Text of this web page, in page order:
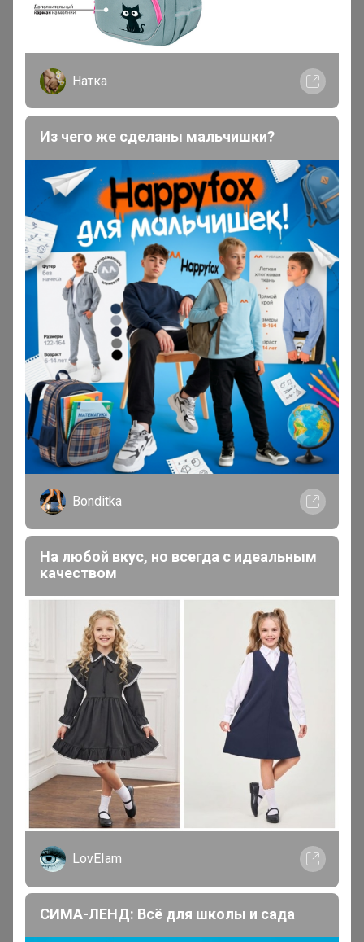
Пишите в комментариях к заказам что с чем объединить
Великий магистр
В теме "ஐАзбукамодаஐ PRIMM.Fine Joyce™.
Стильная одежда. Качество по доступной цене.
ФУТБОЛКИ до 10XL! Новинки! РАСПРОДАЖА до
40%"
27 июля, 2026 18:51
Дженна, скажите уже поздно переписываться на
другой размер?
Могу объединить ваши заказы из разных закупок!
Пишите в комментариях к заказам что с чем объединить
ленка
Великий магистр
В теме "Трендовые чокеры на шею, браслеты от
90р."
23 июня, 2026 19:46
Эмилия!, ДД,скажите пож когда по цр? я в пятницу
вечером улетаю,а выписывала в отпуск,успею?
Могу объединить ваши заказы из разных закупок!
Пишите в комментариях к заказам что с чем объединить
Натка
Из чего же сделаны мальчишки?
Bonditka
На любой вкус, но всегда с идеальным
качеством
LovEIam
СИМА-ЛЕНД: Всё для школы и сада